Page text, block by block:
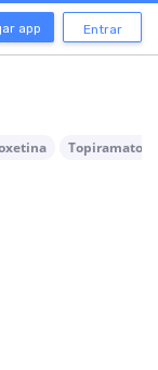
app Entrar
Topiramato